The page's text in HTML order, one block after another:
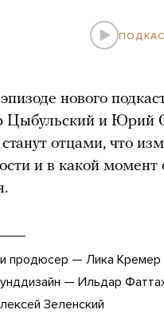
нового
Цыбульский и Юрий
отцами, что
и в какой момент
продюсер — Лика Кремер
— Ильдар
Зеленский